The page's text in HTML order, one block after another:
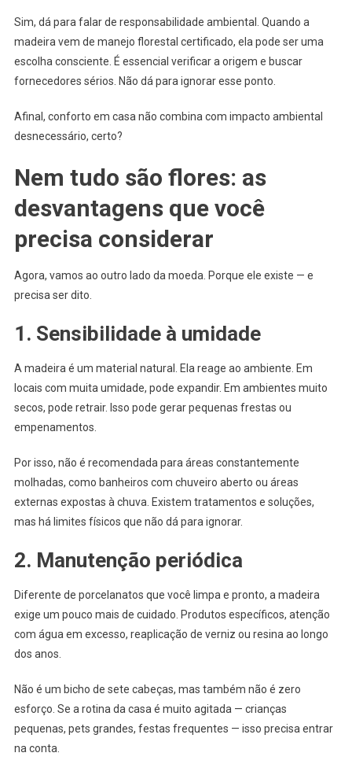
Sim, dá para falar de responsabilidade ambiental. Quando a
madeira vem de manejo florestal certificado, ela pode ser uma
escolha consciente. É essencial verificar a origem e buscar
fornecedores sérios. Não dá para ignorar esse ponto.
Afinal, conforto em casa não combina com impacto ambiental
desnecessário, certo?
Nem tudo são flores: as
desvantagens que você
precisa considerar
Agora, vamos ao outro lado da moeda. Porque ele existe — e
precisa ser dito.
1. Sensibilidade à umidade
A madeira é um material natural. Ela reage ao ambiente. Em
locais com muita umidade, pode expandir. Em ambientes muito
secos, pode retrair. Isso pode gerar pequenas frestas ou
empenamentos.
Por isso, não é recomendada para áreas constantemente
molhadas, como banheiros com chuveiro aberto ou áreas
externas expostas à chuva. Existem tratamentos e soluções,
mas há limites físicos que não dá para ignorar.
2. Manutenção periódica
Diferente de porcelanatos que você limpa e pronto, a madeira
exige um pouco mais de cuidado. Produtos específicos, atenção
com água em excesso, reaplicação de verniz ou resina ao longo
dos anos.
Não é um bicho de sete cabeças, mas também não é zero
esforço. Se a rotina da casa é muito agitada — crianças
pequenas, pets grandes, festas frequentes — isso precisa entrar
na conta.